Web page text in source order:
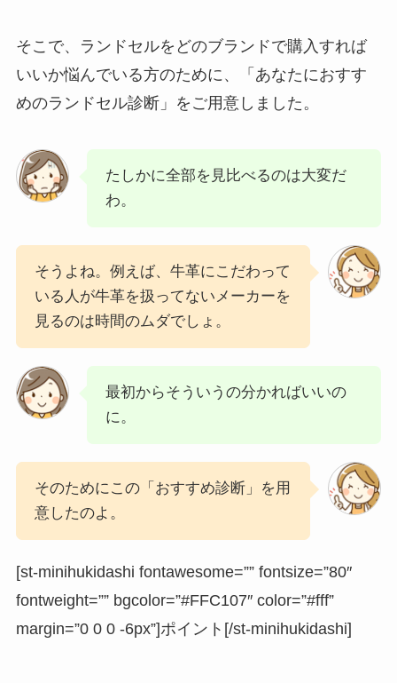
そこで、ランドセルをどのブランドで購入すれば
いいか悩んでいる方のために、「 あなたにおすす
めのランドセル診断」をご用意しました。
たしかに全部を見比べるのは大変だ
わ。
そうよね。例えば、牛革にこだわって
いる人が牛革を扱ってないメーカーを
見るのは時間のムダでしょ。
最初からそういうの分かればいいの
に。
そのためにこの「おすすめ診断」を用
意したのよ。
[st-minihukidashi fontawesome=”” fontsize=”80″
fontweight=”” bgcolor=”#FFC107″ color=”#fff”
margin=”0 0 0 -6px”]ポイント[/st-minihukidashi]